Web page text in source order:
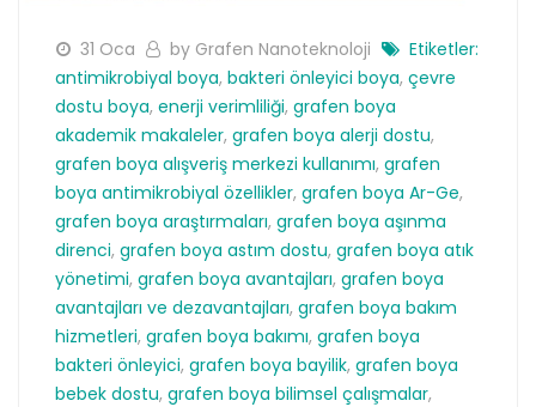
31 Oca by Grafen Nanoteknoloji
Etiketler:
antimikrobiyal boya, bakteri önleyici boya, çevre
dostu boya, enerji verimliliği, grafen boya
akademik makaleler, grafen boya alerji dostu,
grafen boya alışveriş merkezi kullanımı, grafen
boya antimikrobiyal özellikler, grafen boya Ar-Ge,
grafen boya araştırmaları, grafen boya aşınma
direnci, grafen boya astım dostu, grafen boya atık
yönetimi, grafen boya avantajları, grafen boya
avantajları ve dezavantajları, grafen boya bakım
hizmetleri, grafen boya bakımı, grafen boya
bakteri önleyici, grafen boya bayilik, grafen boya
bebek dostu, grafen boya bilimsel çalışmalar,